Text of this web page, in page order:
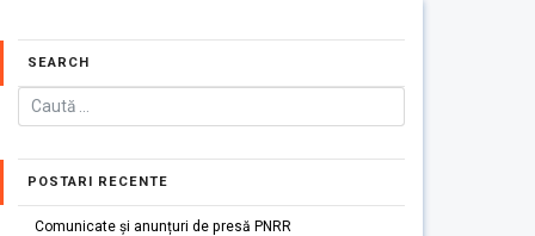
SEARCH
POSTARI RECENTE
Comunicate și anunțuri de presă PNRR